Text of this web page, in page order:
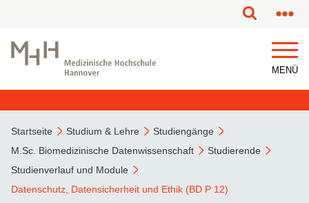
MENÜ
Startseite Studium & Lehre
Studiengänge
M.Sc. Biomedizinische Datenwissenschaft
Studierende
Studienverlauf und Module
Datenschutz, Datensicherheit und Ethik (BD P 12)